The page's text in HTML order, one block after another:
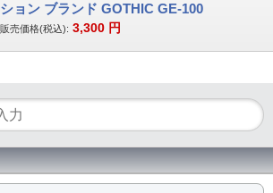
ション ブランド GOTHIC GE-100
販売価格(税込): 3,300 円